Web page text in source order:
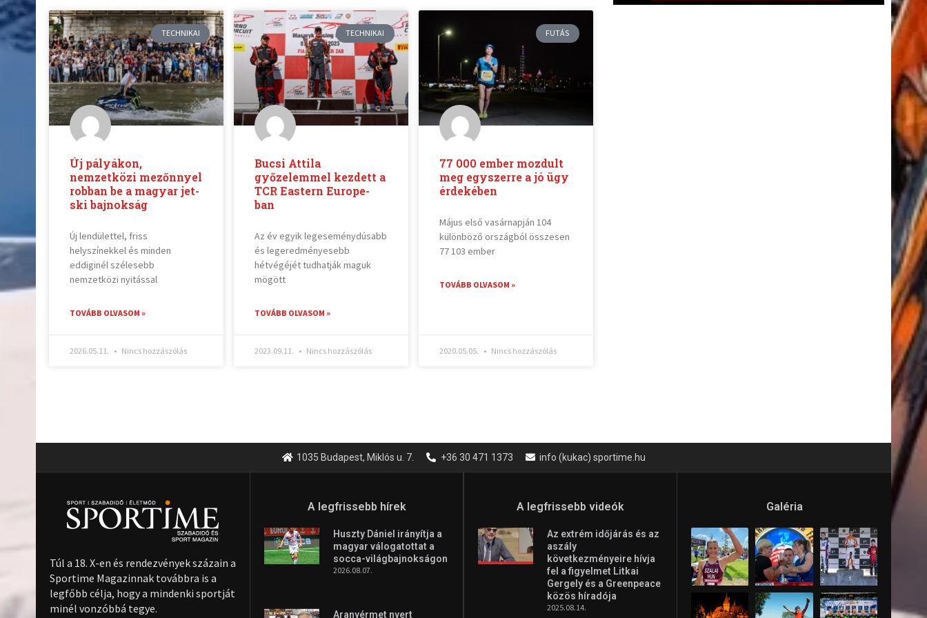
TECHNIKAI
Új pályákon,
nemzetközi mezőnnyel
robban be a magyar jet-
ski bajnokság
Új lendülettel, friss
helyszínekkel és minden
eddiginél szélesebb
nemzetközi nyitással
TOVÁBB OLVASOM »
2026.05.11. Nincs hozzászólás
TECHNIKAI
Bucsi Attila
győzelemmel kezdett a
TCR Eastern Europe-
ban
Az év egyik legeseménydúsabb
és legeredményesebb
hétvégéjét tudhatják maguk
mögött
TOVÁBB OLVASOM »
2023.09.11. Nincs hozzászólás
FUTÁS
77 000 ember mozdult
meg egyszerre a jó ügy
érdekében
Május első vasárnapján 104
különböző országból összesen
77 103 ember
TOVÁBB OLVASOM »
2020.05.05. Nincs hozzászólás
1035 Budapest, Miklós u. 7. +36 30 471 1373 info (kukac) sportime.hu
Túl a 18. X-en és rendezvények százain a
Sportime Magazinnak továbbra is a
legfőbb célja, hogy a mindenki sportját
minél vonzóbbá tegye.
A legfrissebb hírek
Huszty Dániel irányítja a
magyar válogatottat a
socca-világbajnokságon
2026.08.07.
Aranyérmet nyert
A legfrissebb videók
Az extrém időjárás és az
aszály
következményeire hívja
fel a figyelmet Litkai
Gergely és a Greenpeace
közös híradója
2025.08.14.
Galéria